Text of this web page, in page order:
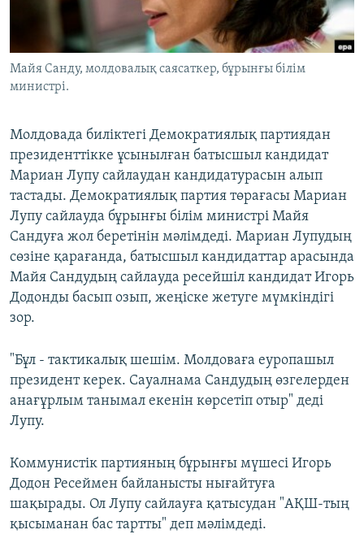
Басқа тілдерде
Майя Санду, молдовалық саясаткер, бұрынғы білім
министрі.
Молдовада биліктегі Демократиялық партиядан
президенттікке ұсынылған батысшыл кандидат
Мариан Лупу сайлаудан кандидатурасын алып
тастады. Демократиялық партия төрағасы Мариан
Лупу сайлауда бұрынғы білім министрі Майя
Сандуға жол беретінін мәлімдеді. Мариан Лупудың
сөзіне қарағанда, батысшыл кандидаттар арасында
Майя Сандудың сайлауда ресейшіл кандидат Игорь
Додонды басып озып, жеңіске жетуге мүмкіндігі
зор.
"Бұл - тактикалық шешім. Молдоваға еуропашыл
президент керек. Сауалнама Сандудың өзгелерден
анағұрлым танымал екенін көрсетіп отыр" деді
Лупу.
Коммунистік партияның бұрынғы мүшесі Игорь
Додон Ресеймен байланысты нығайтуға
шақырады. Ол Лупу сайлауға қатысудан "АҚШ-тың
қысыманан бас тартты" деп мәлімдеді.